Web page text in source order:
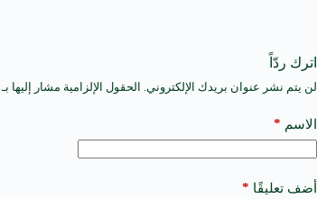
اترك ردّاً
لن يتم نشر عنوان بريدك الإلكتروني. الحقول الإلزامية مشار إليها بـ
الاسم *
أضف تعليقًا *
A
t
e
a